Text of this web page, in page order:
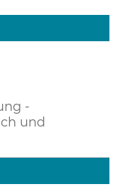
-
und